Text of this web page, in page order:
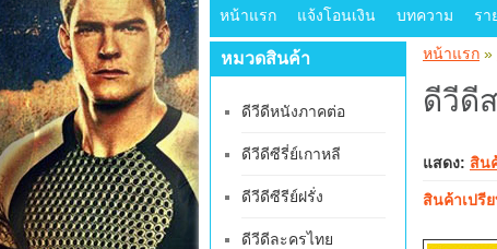
หน้าแรก แจ้งโอนเงิน บทความ รา
หมวดสินค้า
ดีวีดีหนังภาคต่อ
ดีวีดีซีรี่ย์เกาหลี
ดีวีดีซีรีย์ฝรั่ง
ดีวีดีละครไทย
หน้าแรก »
ดีวีดี
แสดง: สิน
สินค้าเปรี